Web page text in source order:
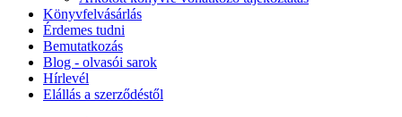
Könyvfelvásárlás
Érdemes tudni
Bemutatkozás
Blog - olvasói sarok
Hírlevél
Elállás a szerződéstől